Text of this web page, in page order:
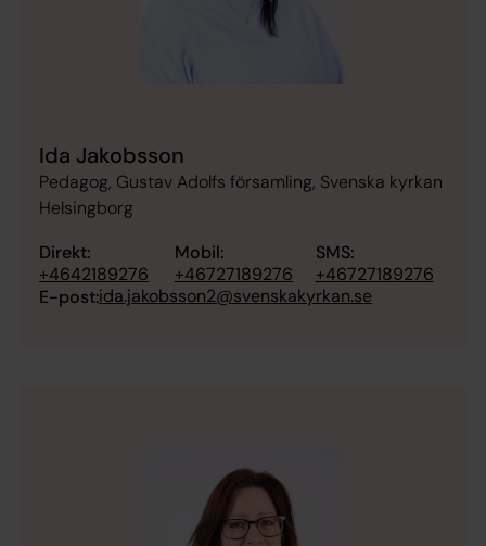
Ida Jakobsson
Pedagog, Gustav Adolfs församling, Svenska kyrkan
Helsingborg
Direkt:
+4642189276
Mobil:
+46727189276
SMS:
+46727189276
E-post:ida.jakobsson2@svenskakyrkan.se